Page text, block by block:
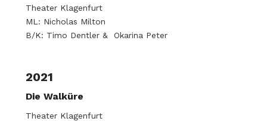
Theater Klagenfurt
ML: Nicholas Milton
B/K: Timo Dentler & Okarina Peter
2021
Die Walküre
Theater Klagenfurt